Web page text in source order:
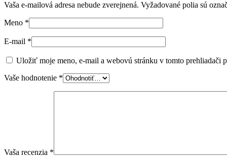
Vaša e-mailová adresa nebude zverejnená. Vyžadované polia sú
Meno *
E-mail *
Uložiť moje meno, e-mail a webovú stránku v tomto prehliadači
Vaše hodnotenie *
Vaša recenzia *